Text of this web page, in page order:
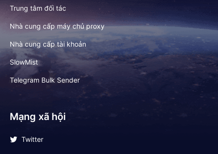
Trung tâm đối tác
Nhà cung cấp máy chủ proxy
Nhà cung cấp tài khoản
SlowMist
Telegram Bulk Sender
Mạng xã hội
Twitter